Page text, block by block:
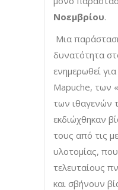
Νοεμβρίου.
Μια
δυνατότητα
ενημερωθεί
Mapuche, των
των ιθαγενών
εκδιώχθηκαν
τους από τις
υλοτομίας,
τελευταίους
και σβήνουν